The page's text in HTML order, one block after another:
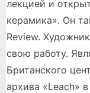
лекцией и
керамика». Он
Review.
свою работу.
Британского
архива «Leach»